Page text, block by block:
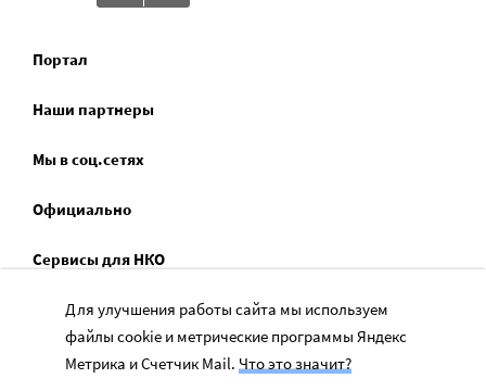
Портал
Наши партнеры
Мы в соц.сетях
Официально
Сервисы для НКО
Спецпроекты
Социальное служение
Для улучшения работы сайта мы используем
файлы cookie и метрические программы Яндекс
Метрика и Счетчик Mail. Что это значит?